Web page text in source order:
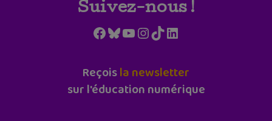
Suivez-nous !
Facebook
Bluesky
YouTube
Instagram
TikTokLinkedIn
Reçoisla newsletter
sur l'éducation numérique